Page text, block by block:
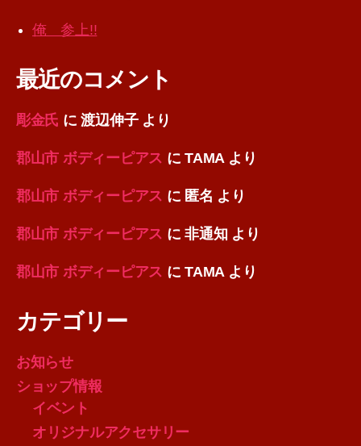
俺 参上!!
最近のコメント
彫金氏 に渡辺伸子より
郡山市 ボディーピアス にTAMAより
郡山市 ボディーピアス に 匿名 より
郡山市 ボディーピアス に非通知 より
郡山市 ボディーピアス にTAMAより
カテゴリー
お知らせ
ショップ情報
イベント
オリジナルアクセサリー